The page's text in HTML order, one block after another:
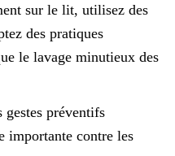
sur le lit, utilisez des
des pratiques
le lavage minutieux des
gestes préventifs
importante contre les